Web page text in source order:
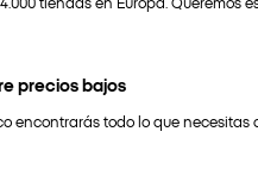
precios bajos
encontrarás todo lo que necesitas